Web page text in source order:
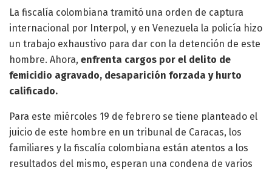
La fiscalía colombiana tramitó una orden de captura
internacional por Interpol, y en Venezuela la policía hizo
un trabajo exhaustivo para dar con la detención de este
hombre. Ahora, enfrenta cargos por el delito de
femicidio agravado, desaparición forzada y hurto
calificado.
Para este miércoles 19 de febrero se tiene planteado el
juicio de este hombre en un tribunal de Caracas, los
familiares y la fiscalía colombiana están atentos a los
resultados del mismo, esperan una condena de varios